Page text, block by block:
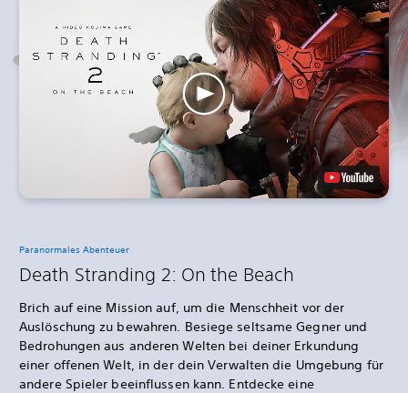
Paranormales Abenteuer
Death Stranding 2: On the Beach
Brich auf eine Mission auf, um die Menschheit vor der
Auslöschung zu bewahren. Besiege seltsame Gegner und
Bedrohungen aus anderen Welten bei deiner Erkundung
einer offenen Welt, in der dein Verwalten die Umgebung für
andere Spieler beeinflussen kann. Entdecke eine